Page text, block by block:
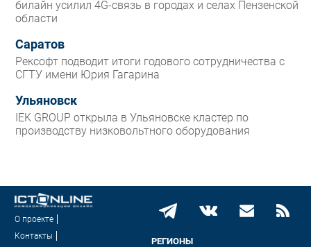
билайн усилил 4G-связь в городах и селах Пензенской
области
Саратов
Рексофт подводит итоги годового сотрудничества с
СГТУ имени Юрия Гагарина
Ульяновск
IEK GROUP открыла в Ульяновске кластер по
производству низковольтного оборудования
О проекте
Контакты
РЕГИОНЫ